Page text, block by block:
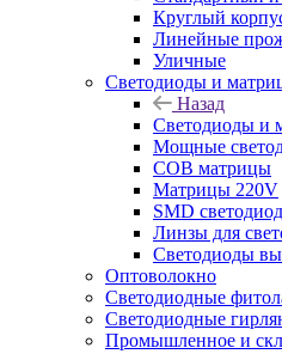
Круглый
Линейные
Уличные
Светодиоды и
Назад
Светодиоды и
Мощные
COB матрицы
Матрицы 220V
SMD
Линзы для
Светодиоды
Оптоволокно
Светодиодные
Светодиодные
Промышленное и